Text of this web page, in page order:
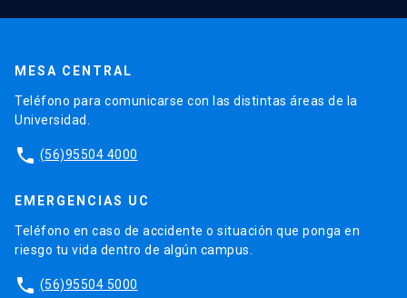
MESA CENTRAL
Teléfono para comunicarse con las distintas áreas de la
Universidad.
phone (56)95504 4000
EMERGENCIAS UC
Teléfono en caso de accidente o situación que ponga en
riesgo tu vida dentro de algún campus.
phone (56)95504 5000